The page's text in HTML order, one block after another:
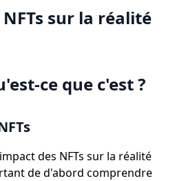
sur la réalité
ce que c'est ?
des NFTs sur la réalité
de d'abord comprendre